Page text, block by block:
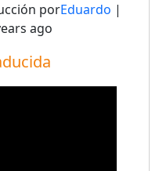
porEduardo |
ago